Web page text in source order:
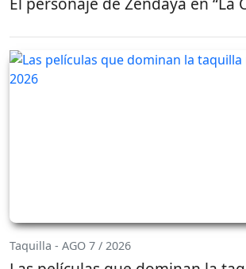
Taquilla - AGO 7 / 2026